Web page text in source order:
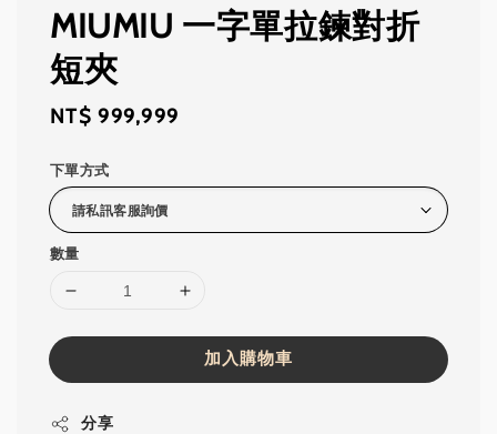
MIUMIU 一字單拉鍊對折
短夾
Regular
NT$ 999,999
下單方式
數量
加入購物車
分享